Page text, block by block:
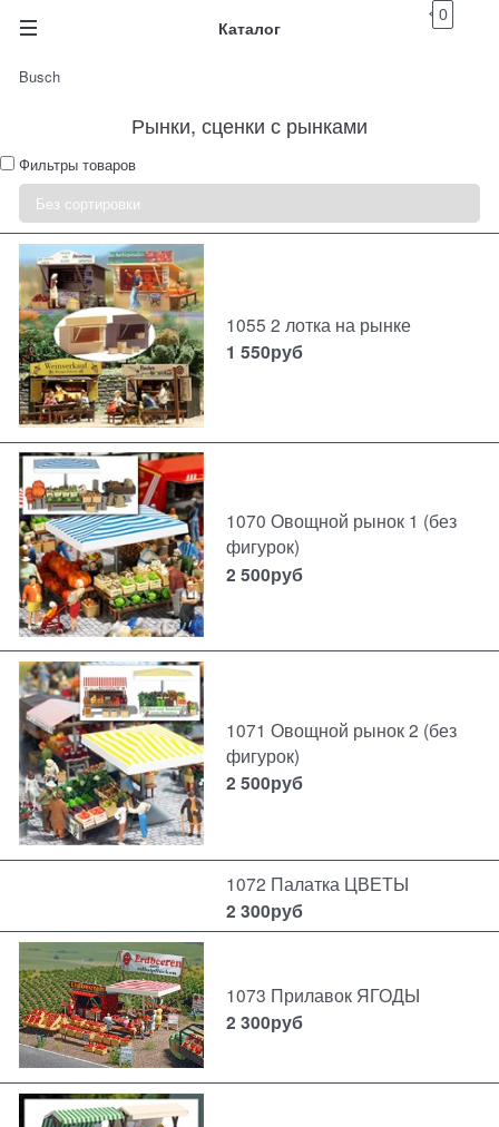
Каталог
0
Busch
Рынки, сценки с рынками
Фильтры товаров
1055 2 лотка на рынке
1 550руб
1070 Овощной рынок 1 (без
фигурок)
2 500руб
1071 Овощной рынок 2 (без
фигурок)
2 500руб
1072 Палатка ЦВЕТЫ
2 300руб
1073 Прилавок ЯГОДЫ
2 300руб